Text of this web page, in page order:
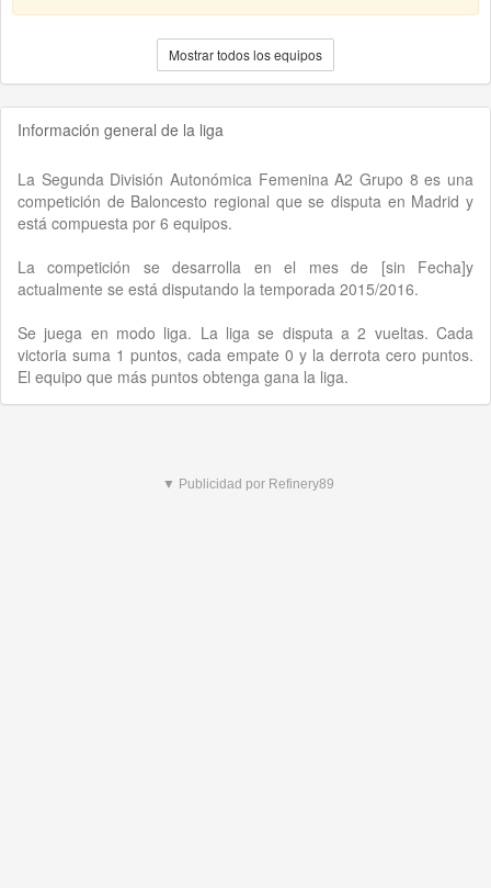
Mostrar todos los equipos
Información general de la liga
La Segunda División Autonómica Femenina A2 Grupo 8 es una
competición de Baloncesto regional que se disputa en Madrid y
está compuesta por 6 equipos.
La competición se desarrolla en el mes de [sin Fecha]y
actualmente se está disputando la temporada 2015/2016.
Se juega en modo liga. La liga se disputa a 2 vueltas. Cada
victoria suma 1 puntos, cada empate 0 y la derrota cero puntos.
El equipo que más puntos obtenga gana la liga.
▼ Publicidad por Refinery89